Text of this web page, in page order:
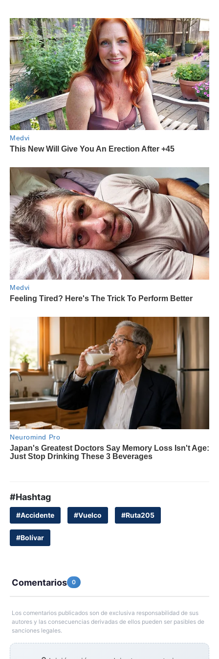
#Hashtag
#Accidente #Vuelco #Ruta205
#Bolívar
Comentarios 0
Los comentarios publicados son de exclusiva responsabilidad de sus
autores y las consecuencias derivadas de ellos pueden ser pasibles de
sanciones legales.